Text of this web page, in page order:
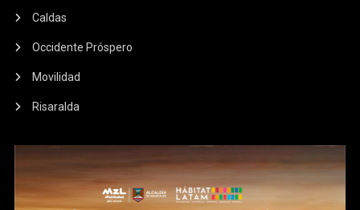
Caldas
Occidente Próspero
Movilidad
Risaralda